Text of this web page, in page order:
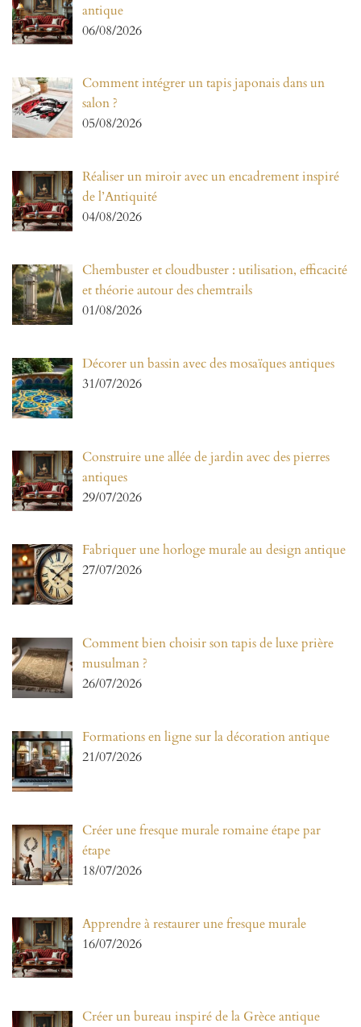
antique
06/08/2026
Comment intégrer un tapis japonais dans un
salon ?
05/08/2026
Réaliser un miroir avec un encadrement inspiré
de l’Antiquité
04/08/2026
Chembuster et cloudbuster : utilisation, efficacité
et théorie autour des chemtrails
01/08/2026
Décorer un bassin avec des mosaïques antiques
31/07/2026
Construire une allée de jardin avec des pierres
antiques
29/07/2026
Fabriquer une horloge murale au design antique
27/07/2026
Comment bien choisir son tapis de luxe prière
musulman ?
26/07/2026
Formations en ligne sur la décoration antique
21/07/2026
Créer une fresque murale romaine étape par
étape
18/07/2026
Apprendre à restaurer une fresque murale
16/07/2026
Créer un bureau inspiré de la Grèce antique